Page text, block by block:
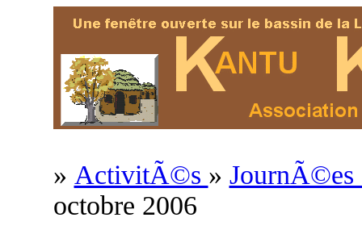
» ActivitÃ©s » JournÃ©es
octobre 2006